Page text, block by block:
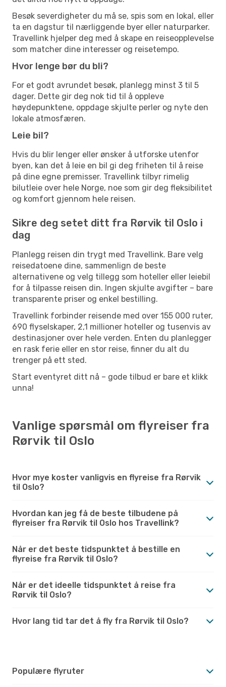
Besøk severdigheter du må se, spis som en lokal, eller
ta en dagstur til nærliggende byer eller naturparker.
Travellink hjelper deg med å skape en reiseopplevelse
som matcher dine interesser og reisetempo.
Hvor lenge bør du bli?
For et godt avrundet besøk, planlegg minst 3 til 5
dager. Dette gir deg nok tid til å oppleve
høydepunktene, oppdage skjulte perler og nyte den
lokale atmosfæren.
Leie bil?
Hvis du blir lenger eller ønsker å utforske utenfor
byen, kan det å leie en bil gi deg friheten til å reise
på dine egne premisser. Travellink tilbyr rimelig
bilutleie over hele Norge, noe som gir deg fleksibilitet
og komfort gjennom hele reisen.
Sikre deg setet ditt fra Rørvik til Oslo i
dag
Planlegg reisen din trygt med Travellink. Bare velg
reisedatoene dine, sammenlign de beste
alternativene og velg tillegg som hoteller eller leiebil
for å tilpasse reisen din. Ingen skjulte avgifter – bare
transparente priser og enkel bestilling.
Travellink forbinder reisende med over 155 000 ruter,
690 flyselskaper, 2,1 millioner hoteller og tusenvis av
destinasjoner over hele verden. Enten du planlegger
en rask ferie eller en stor reise, finner du alt du
trenger på ett sted.
Start eventyret ditt nå – gode tilbud er bare et klikk
unna!
Vanlige spørsmål om flyreiser fra
Rørvik til Oslo
Hvor mye koster vanligvis en flyreise fra Rørvik
til Oslo?
Hvordan kan jeg få de beste tilbudene på
flyreiser fra Rørvik til Oslo hos Travellink?
Når er det beste tidspunktet å bestille en
flyreise fra Rørvik til Oslo?
Når er det ideelle tidspunktet å reise fra
Rørvik til Oslo?
Hvor lang tid tar det å fly fra Rørvik til Oslo?
Populære flyruter